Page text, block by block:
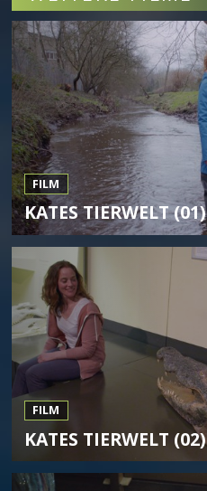
FILM
KATES TIERWELT (01)
FILM
KATES TIERWELT (02)